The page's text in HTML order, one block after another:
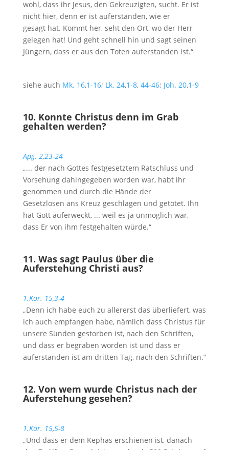
wohl, dass ihr Jesus, den Gekreuzigten, sucht. Er ist
nicht hier, denn er ist auferstanden, wie er
gesagt hat. Kommt her, seht den Ort, wo der Herr
gelegen hat! Und geht schnell hin und sagt seinen
Jüngern, dass er aus den Toten auferstanden ist.“
siehe auch Mk. 16,1-16; Lk. 24,1-8, 44-46; Joh. 20,1-9
10. Konnte Christus denn im Grab
gehalten werden?
Apg. 2,23-24
„... der nach Gottes festgesetztem Ratschluss und
Vorsehung dahingegeben worden war, habt ihr
genommen und durch die Hände der
Gesetzlosen ans Kreuz geschlagen und getötet. Ihn
hat Gott auferweckt, ... weil es ja unmöglich war,
dass Er von ihm festgehalten würde.“
11. Was sagt Paulus über die
Auferstehung Christi aus?
1.Kor. 15,3-4
„Denn ich habe euch zu allererst das überliefert, was
ich auch empfangen habe, nämlich dass Christus für
unsere Sünden gestorben ist, nach den Schriften,
und dass er begraben worden ist und dass er
auferstanden ist am dritten Tag, nach den Schriften.“
12. Von wem wurde Christus nach der
Auferstehung gesehen?
1.Kor. 15,5-8
„Und dass er dem Kephas erschienen ist, danach